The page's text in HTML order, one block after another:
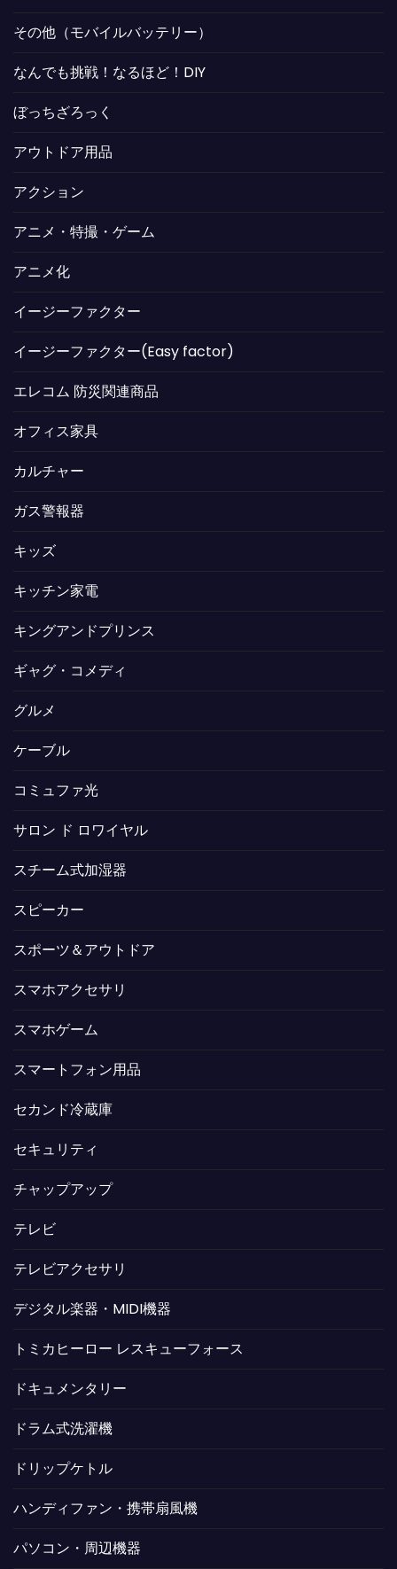
その他（モバイルバッテリー）
なんでも挑戦！なるほど！DIY
ぼっちざろっく
アウトドア用品
アクション
アニメ・特撮・ゲーム
アニメ化
イージーファクター
イージーファクター(Easy factor)
エレコム 防災関連商品
オフィス家具
カルチャー
ガス警報器
キッズ
キッチン家電
キングアンドプリンス
ギャグ・コメディ
グルメ
ケーブル
コミュファ光
サロン ド ロワイヤル
スチーム式加湿器
スピーカー
スポーツ＆アウトドア
スマホアクセサリ
スマホゲーム
スマートフォン用品
セカンド冷蔵庫
セキュリティ
チャップアップ
テレビ
テレビアクセサリ
デジタル楽器・MIDI機器
トミカヒーロー レスキューフォース
ドキュメンタリー
ドラム式洗濯機
ドリップケトル
ハンディファン・携帯扇風機
パソコン・周辺機器